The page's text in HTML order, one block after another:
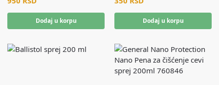
Dodaj u korpu Dodaj u korpu